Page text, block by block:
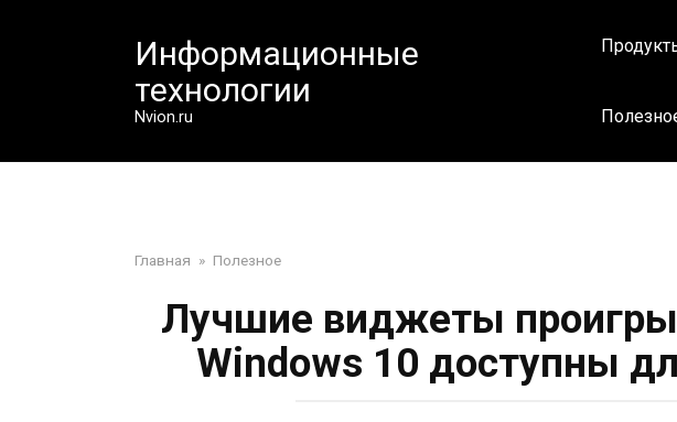
Информационные
технологии
Nvion.ru
Главная » Полезное
Лучшие виджеты
Windows 10 доступны